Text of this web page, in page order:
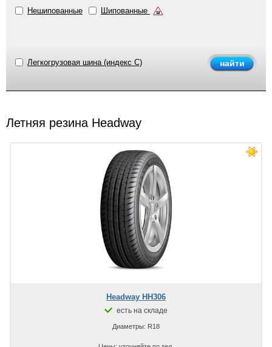
Нешипованные Шипованные
Легкогрузовая шина (индекс C)
Летняя резина Headway
Headway HH306
есть на складе
Диаметры: R18